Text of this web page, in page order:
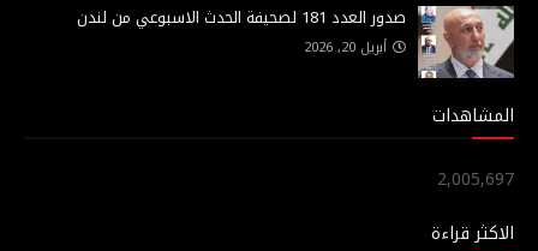
صدور العدد 181 لصحيفة الحدث الاسبوعي من لندن
أبريل 20, 2026
المشاهدات
2,005,697
الاكثر قراءة